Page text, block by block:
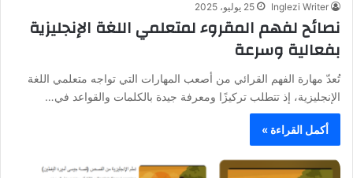
Inglezi Writer 25 يوليو، 2025
نصائح لفهم المقروء لمتعلمي اللغة الإنجليزية
بفعالية وسرعة
تُعدّ مهارة الفهم القرائي من أصعب المهارات التي تواجه متعلمي اللغة
الإنجليزية، إذ تتطلب تركيزًا ومعرفة جيدة بالكلمات والقواعد في…
أكمل القراءة »